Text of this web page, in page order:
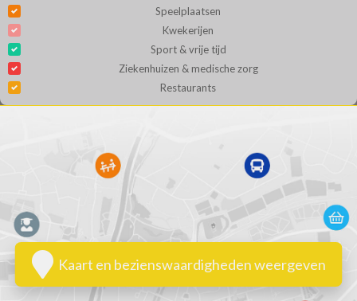
Speelplaatsen
Kwekerijen
Sport & vrije tijd
Ziekenhuizen & medische zorg
Restaurants
Kaart en bezienswaardigheden weergeven